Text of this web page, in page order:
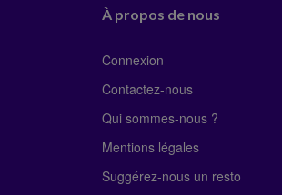
À propos de nous
Connexion
Contactez-nous
Qui sommes-nous ?
Mentions légales
Suggérez-nous un resto